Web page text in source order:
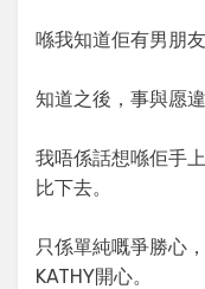
喺我知道佢有男朋
知道之後，事與愿違
我唔係話想喺佢手
比下去。
只係單純嘅爭勝心
KATHY開心。